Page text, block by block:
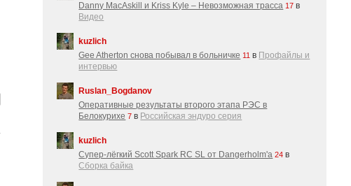
Danny MacAskill и Kriss Kyle – Невозможная трасса 17 в
Видео
kuzlich
Gee Atherton снова побывал в больничке 11 в Профайлы и
интервью
Ruslan_Bogdanov
Оперативные результаты второго этапа РЭС в
Белокурихе 7 в Российская эндуро серия
kuzlich
Супер-лёгкий Scott Spark RC SL от Dangerholm'a 24 в
Сборка байка